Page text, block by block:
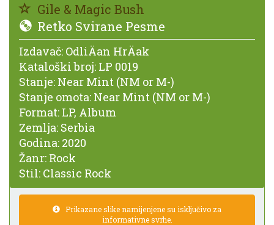
Gile & Magic Bush
Retko Svirane Pesme
Izdavač: OdliÄan HrÄak
Kataloški broj: LP 0019
Stanje: Near Mint (NM or M-)
Stanje omota: Near Mint (NM or M-)
Format: LP, Album
Zemlja: Serbia
Godina: 2020
Žanr: Rock
Stil: Classic Rock
Prikazane slike namijenjene su isključivo za
informativne svrhe.